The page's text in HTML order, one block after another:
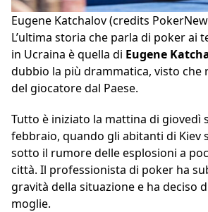
Eugene Katchalov (credits
L’ultima storia che parla di poker ai
in Ucraina è quella di Eugene
dubbio la più drammatica, visto che
del giocatore dal Paese.
Tutto è iniziato la mattina di giovedì
febbraio, quando gli abitanti di Kiev
sotto il rumore delle esplosioni a
città. Il professionista di poker ha
gravità della situazione e ha deciso
moglie.